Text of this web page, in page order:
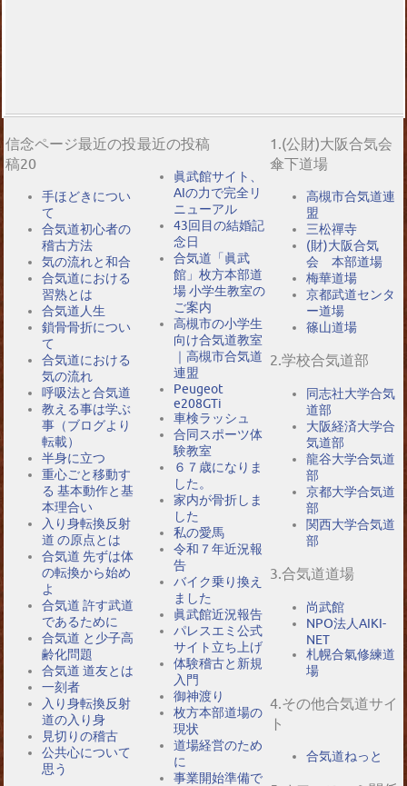
信念ページ最近の投
稿20
手ほどきについ
て
合気道初心者の
稽古方法
気の流れと和合
合気道における
習熟とは
合気道人生
鎖骨骨折につい
て
合気道における
気の流れ
呼吸法と合気道
教える事は学ぶ
事（ブログより
転載）
半身に立つ
重心ごと移動す
る 基本動作と基
本理合い
入り身転換反射
道 の原点とは
合気道 先ずは体
の転換から始め
よ
合気道 許す武道
であるために
合気道 と少子高
齢化問題
合気道 道友とは
一刻者
入り身転換反射
道の入り身
見切りの稽古
公共心について
思う
最近の投稿
眞武館サイト、
AIの力で完全リ
ニューアル
43回目の結婚記
念日
合気道「眞武
館」枚方本部道
場 小学生教室の
ご案内
高槻市の小学生
向け合気道教室
｜高槻市合気道
連盟
Peugeot
e208GTi
車検ラッシュ
合同スポーツ体
験教室
６７歳になりま
した。
家内が骨折しま
した
私の愛馬
令和７年近況報
告
バイク乗り換え
ました
眞武館近況報告
パレスエミ公式
サイト立ち上げ
体験稽古と新規
入門
御神渡り
枚方本部道場の
現状
道場経営のため
に
事業開始準備で
1.(公財)大阪合気会
傘下道場
高槻市合気道連
盟
三松禪寺
(財)大阪合気
会 本部道場
梅華道場
京都武道センタ
ー道場
篠山道場
2.学校合気道部
同志社大学合気
道部
大阪経済大学合
気道部
龍谷大学合気道
部
京都大学合気道
部
関西大学合気道
部
3.合気道道場
尚武館
NPO法人AIKI-
NET
札幌合氣修練道
場
4.その他合気道サイ
ト
合気道ねっと